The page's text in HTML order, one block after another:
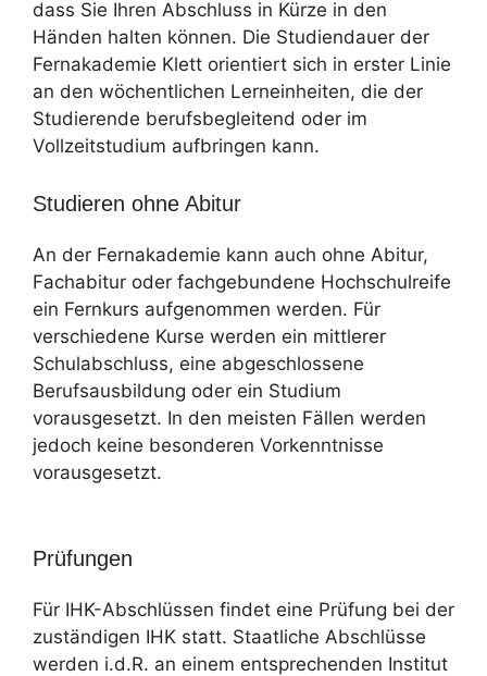
dass Sie Ihren Abschluss in Kürze in den
Händen halten können. Die Studiendauer der
Fernakademie Klett orientiert sich in erster Linie
an den wöchentlichen Lerneinheiten, die der
Studierende berufsbegleitend oder im
Vollzeitstudium aufbringen kann.
Studieren ohne Abitur
An der Fernakademie kann auch ohne Abitur,
Fachabitur oder fachgebundene Hochschulreife
ein Fernkurs aufgenommen werden. Für
verschiedene Kurse werden ein mittlerer
Schulabschluss, eine abgeschlossene
Berufsausbildung oder ein Studium
vorausgesetzt. In den meisten Fällen werden
jedoch keine besonderen Vorkenntnisse
vorausgesetzt.
Prüfungen
Für IHK-Abschlüssen findet eine Prüfung bei der
zuständigen IHK statt. Staatliche Abschlüsse
werden i.d.R. an einem entsprechenden Institut